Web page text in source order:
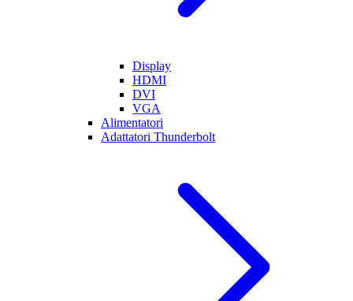
Display
HDMI
DVI
VGA
Alimentatori
Adattatori Thunderbolt